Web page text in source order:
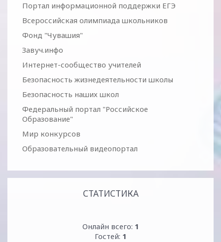
Портал информационной поддержки ЕГЭ
Всероссийская олимпиада школьников
Фонд "Чувашия"
Завуч.инфо
Интернет-сообщество учителей
Безопасность жизнедеятельности школы
Безопасность наших школ
Федеральный портал "Российское
Образование"
Мир конкурсов
Образовательный видеопортал
СТАТИСТИКА
Онлайн всего: 1
Гостей: 1